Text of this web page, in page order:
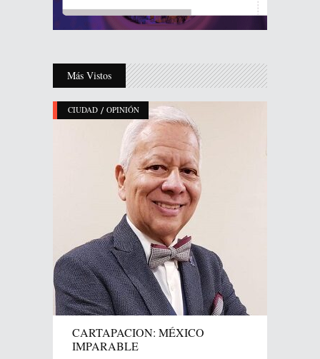
Más Vistos
CIUDAD / OPINIÓN
CARTAPACION: MÉXICO
IMPARABLE